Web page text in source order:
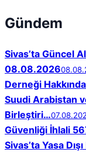
Gündem
Sivas’ta Güncel
08.08.2026
Derneği
Suudi Arabistan
Birleştiri…
Güvenliği İhlali
Sivas’ta Yasa